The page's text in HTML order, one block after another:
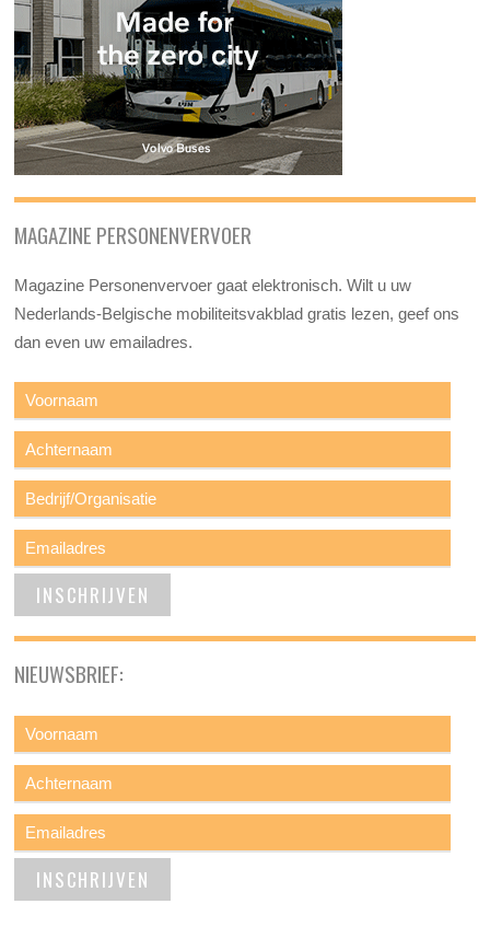
MAGAZINE PERSONENVERVOER
Magazine Personenvervoer gaat elektronisch. Wilt u uw
Nederlands-Belgische mobiliteitsvakblad gratis lezen, geef ons
dan even uw emailadres.
NIEUWSBRIEF: